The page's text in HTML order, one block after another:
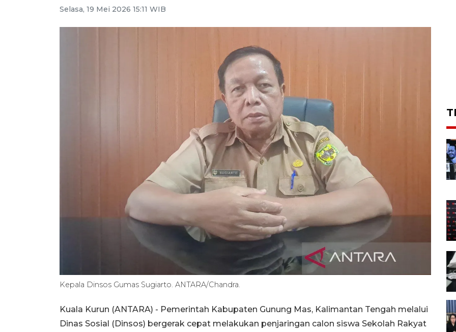
Selasa, 19 Mei 2026 15:11 WIB
Kepala Dinsos Gumas Sugiarto. ANTARA/Chandra.
Kuala Kurun (ANTARA) - Pemerintah Kabupaten Gunung Mas, Kalimantan Tengah melalui
Dinas Sosial (Dinsos) bergerak cepat melakukan penjaringan calon siswa Sekolah Rakyat